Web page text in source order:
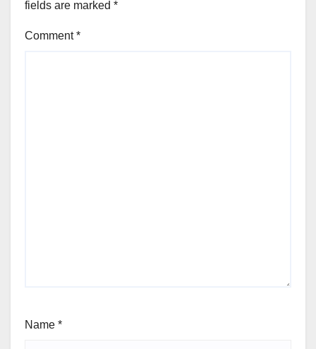
fields are marked *
Comment*
Name *